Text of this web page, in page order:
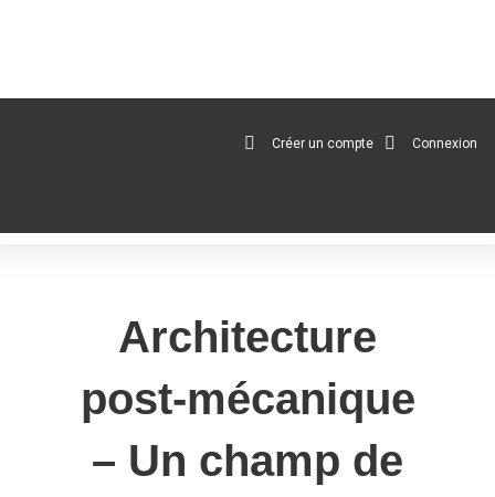
Créer un compte Connexion
Architecture
post-mécanique
– Un champ de